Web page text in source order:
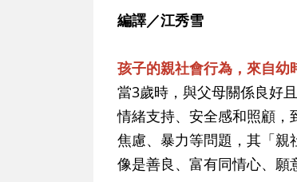
編譯／江秀雪
孩子的親社會行為，來自幼
當3歲時，與父母關係良好
情緒支持、安全感和照顧，
焦慮、暴力等問題，其「
像是善良、富有同情心、願